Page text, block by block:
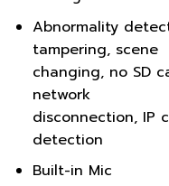
Abnormality
tampering, scene
changing, no SD
network
disconnection, IP
detection
Built-in Mic